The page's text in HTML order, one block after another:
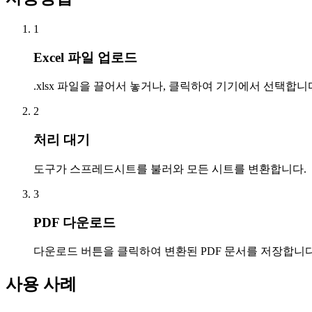
1
Excel 파일 업로드
.xlsx 파일을 끌어서 놓거나, 클릭하여 기기에서 선택합니
2
처리 대기
도구가 스프레드시트를 불러와 모든 시트를 변환합니다.
3
PDF 다운로드
다운로드 버튼을 클릭하여 변환된 PDF 문서를 저장합니
사용 사례